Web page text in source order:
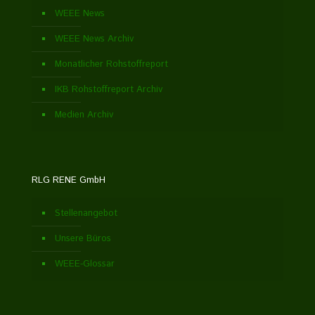
WEEE News
WEEE News Archiv
Monatlicher Rohstoffreport
IKB Rohstoffreport Archiv
Medien Archiv
RLG RENE GmbH
Stellenangebot
Unsere Büros
WEEE-Glossar